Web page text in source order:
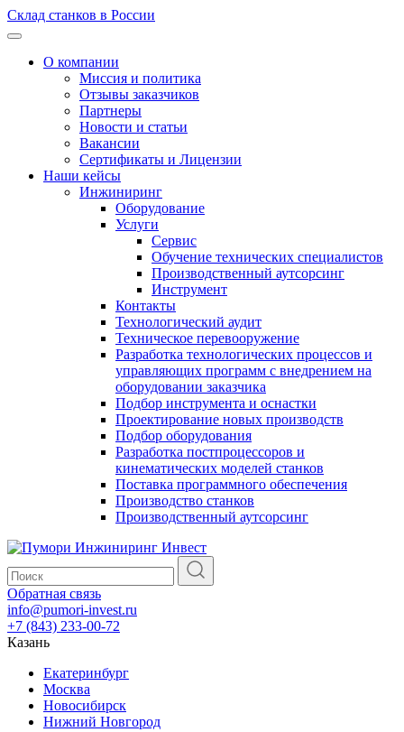
Склад станков в России
О компании
Миссия и политика
Отзывы заказчиков
Партнеры
Новости и статьи
Вакансии
Сертификаты и Лицензии
Наши кейсы
Инжиниринг
Оборудование
Услуги
Сервис
Обучение технических специалистов
Производственный аутсорсинг
Инструмент
Контакты
Технологический аудит
Техническое перевооружение
Разработка технологических процессов и
управляющих программ с внедрением на
оборудовании заказчика
Подбор инструмента и оснастки
Проектирование новых производств
Подбор оборудования
Разработка постпроцессоров и
кинематических моделей станков
Поставка программного обеспечения
Производство станков
Производственный аутсорсинг
Обратная связь
info@pumori-invest.ru
+7 (843) 233-00-72
Казань
Екатеринбург
Москва
Новосибирск
Нижний Новгород